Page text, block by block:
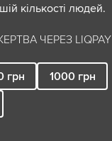
кількості людей.
ЧЕРЕЗ LIQPAY
грн 1000 грн